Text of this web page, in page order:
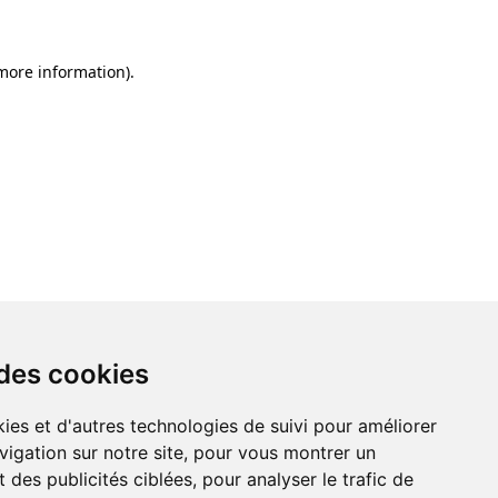
cookies
et d'autres technologies de suivi pour améliorer
sur notre site, pour vous montrer un
des publicités ciblées, pour analyser le trafic de
information).